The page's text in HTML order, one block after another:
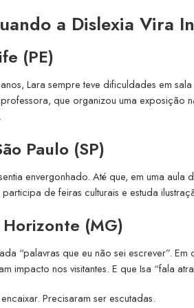
a Dislexia Vira
(PE)
Lara sempre teve dificuldades em
que organizou uma exposição
Paulo (SP)
envergonhado. Até que, em uma
de feiras culturais e estuda
(MG)
“palavras que eu não sei escrever”.
impacto nos visitantes. E que Isa “fala
Precisaram ser escutadas.